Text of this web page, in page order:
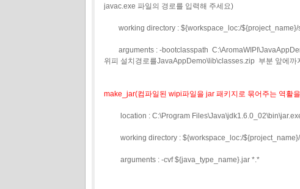
javac.exe 파일의 경로를 입력해 주세요)
working directory : ${workspace_loc:/${project_name}/
arguments : -bootclasspath
위피 설치경로를JavaAppDemo\lib\classes.zip 부분 앞에까
make_jar(컴파일된 wipi파일을 jar 패키지로 묶어주는 역활
location : C:\Program
working directory : ${workspace_loc:/
arguments : -cvf ${java_type_name}.jar *.*